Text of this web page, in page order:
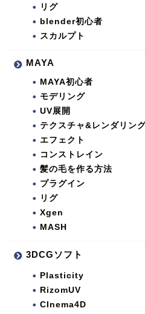
リグ
blender初心者
スカルプト
MAYA
MAYA初心者
モデリング
UV展開
テクスチャ&レンダリン
エフェクト
コンストレイン
髪の毛を作る方法
プラグイン
リグ
Xgen
MASH
3DCGソフト
Plasticity
RizomUV
CInema4D